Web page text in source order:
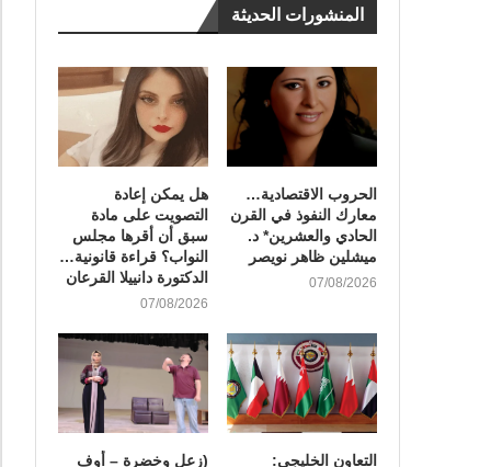
المنشورات الحديثة
الحروب الاقتصادية…
معارك النفوذ في القرن
الحادي والعشرين* د.
ميشلين ظاهر نويصر
07/08/2026
هل يمكن إعادة
التصويت على مادة
سبق أن أقرها مجلس
النواب؟ قراءة قانونية…
الدكتورة دانييلا القرعان
07/08/2026
التعاون الخليجي: (زعل وخضرة – أوف